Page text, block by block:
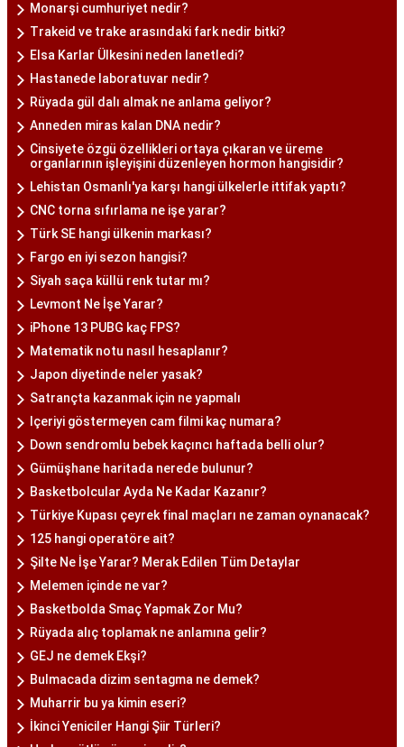
Monarşi cumhuriyet nedir?
Trakeid ve trake arasındaki fark nedir bitki?
Elsa Karlar Ülkesini neden lanetledi?
Hastanede laboratuvar nedir?
Rüyada gül dalı almak ne anlama geliyor?
Anneden miras kalan DNA nedir?
Cinsiyete özgü özellikleri ortaya çıkaran ve üreme
organlarının işleyişini düzenleyen hormon hangisidir?
Lehistan Osmanlı'ya karşı hangi ülkelerle ittifak yaptı?
CNC torna sıfırlama ne işe yarar?
Türk SE hangi ülkenin markası?
Fargo en iyi sezon hangisi?
Siyah saça küllü renk tutar mı?
Levmont Ne İşe Yarar?
iPhone 13 PUBG kaç FPS?
Matematik notu nasıl hesaplanır?
Japon diyetinde neler yasak?
Satrançta kazanmak için ne yapmalı
Içeriyi göstermeyen cam filmi kaç numara?
Down sendromlu bebek kaçıncı haftada belli olur?
Gümüşhane haritada nerede bulunur?
Basketbolcular Ayda Ne Kadar Kazanır?
Türkiye Kupası çeyrek final maçları ne zaman oynanacak?
125 hangi operatöre ait?
Şilte Ne İşe Yarar? Merak Edilen Tüm Detaylar
Melemen içinde ne var?
Basketbolda Smaç Yapmak Zor Mu?
Rüyada alıç toplamak ne anlamına gelir?
GEJ ne demek Ekşi?
Bulmacada dizim sentagma ne demek?
Muharrir bu ya kimin eseri?
İkinci Yeniciler Hangi Şiir Türleri?